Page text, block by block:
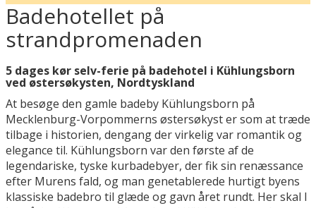
Badehotellet på
strandpromenaden
5 dages kør selv-ferie på badehotel i Kühlungsborn
ved østersøkysten, Nordtyskland
At besøge den gamle badeby Kühlungsborn på
Mecklenburg-Vorpommerns østersøkyst er som at træde
tilbage i historien, dengang der virkelig var romantik og
elegance til. Kühlungsborn var den første af de
legendariske, tyske kurbadebyer, der fik sin renæssance
efter Murens fald, og man genetablerede hurtigt byens
klassiske badebro til glæde og gavn året rundt. Her skal I